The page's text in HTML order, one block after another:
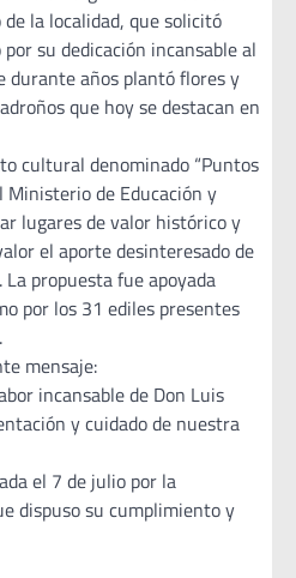
la localidad, que solicitó
su dedicación incansable al
durante años plantó flores y
que hoy se destacan en
cultural denominado “Puntos
Ministerio de Educación y
lugares de valor histórico y
el aporte desinteresado de
propuesta fue apoyada
por los 31 ediles presentes
mensaje:
incansable de Don Luis
y cuidado de nuestra
el 7 de julio por la
dispuso su cumplimiento y